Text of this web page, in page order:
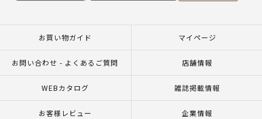
お買い物ガイド マイページ
お問い合わせ - よくあるご質問 店舗情報
WEBカタログ 雑誌掲載情報
お客様レビュー 企業情報